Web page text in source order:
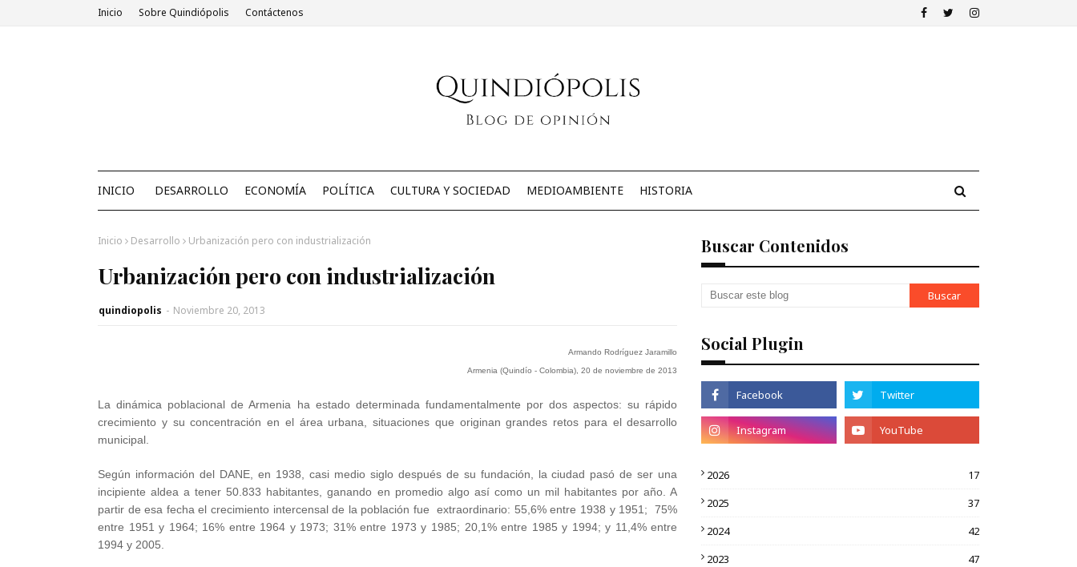
Inicio Sobre Quindiópolis Contáctenos
INICIO DESARROLLO ECONOMÍA POLÍTICA CULTURA Y SOCIEDAD MEDIOAMBIENTE HISTORIA
Inicio Desarrollo Urbanización pero con industrialización
Urbanización pero con industrialización
quindiopolis - Noviembre 20, 2013
Armando Rodríguez Jaramillo
Armenia (Quindío - Colombia), 20 de noviembre de 2013
La dinámica poblacional de Armenia ha estado determinada fundamentalmente por dos aspectos: su rápido
crecimiento y su concentración en el área urbana, situaciones que originan grandes retos para el desarrollo
municipal.
Según información del DANE, en 1938, casi medio siglo después de su fundación, la ciudad pasó de ser una
incipiente aldea a tener 50.833 habitantes, ganando en promedio algo así como un mil habitantes por año. A
partir de esa fecha el crecimiento intercensal de la población fue extraordinario: 55,6% entre 1938 y 1951; 75%
entre 1951 y 1964; 16% entre 1964 y 1973; 31% entre 1973 y 1985; 20,1% entre 1985 y 1994; y 11,4% entre
1994 y 2005.
Buscar Contenidos
Social Plugin
2026
17
2025
37
2024
42
2023
47